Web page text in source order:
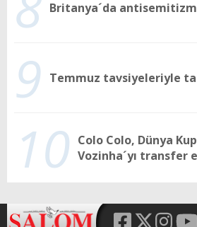
Britanya´da
9 Temmuz tavsiyeleriyle
10 Colo Colo, Dünya
Vozinha´yı transfer